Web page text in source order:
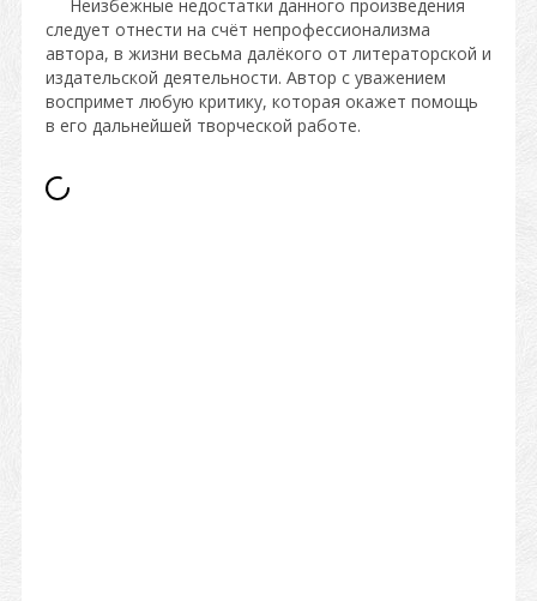
Неизбежные недостатки данного произведения
следует отнести на счёт непрофессионализма
автора, в жизни весьма далёкого от литераторской и
издательской деятельности. Автор с уважением
воспримет любую критику, которая окажет помощь
в его дальнейшей творческой работе.